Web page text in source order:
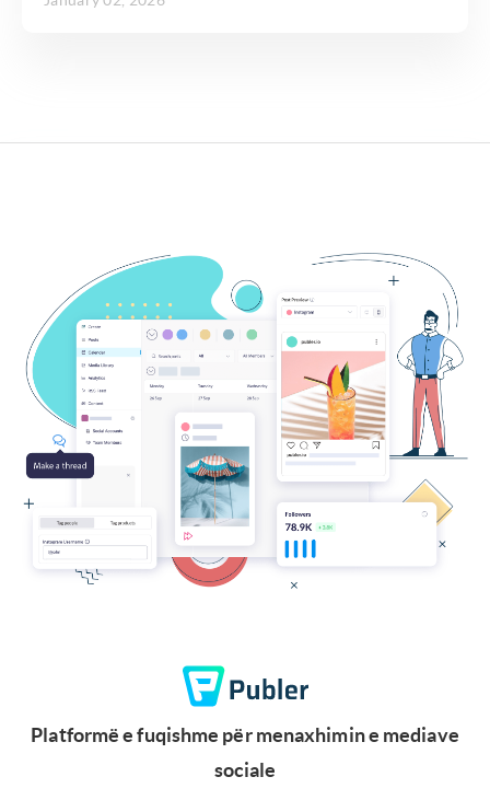
Platformë e fuqishme për menaxhimin e mediave
sociale